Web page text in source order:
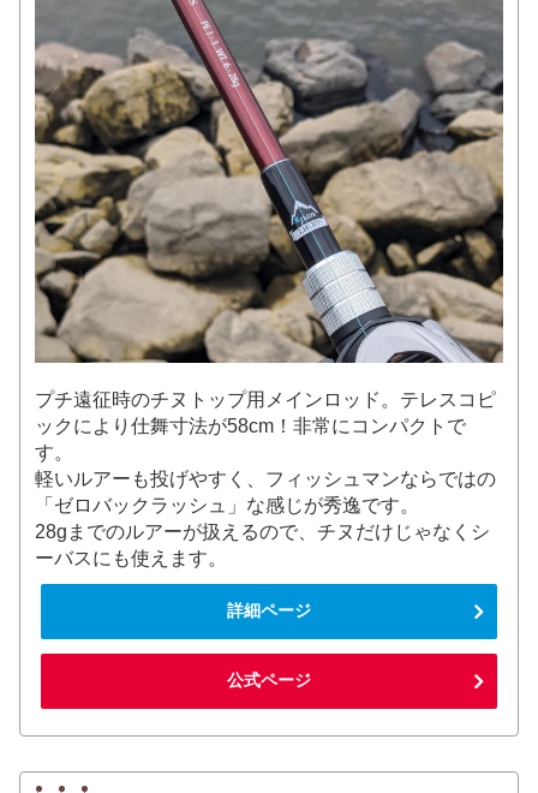
プチ遠征時のチヌトップ用メインロッド。テレスコピ
ックにより仕舞寸法が58cm！非常にコンパクトで
す。
軽いルアーも投げやすく、フィッシュマンならではの
「ゼロバックラッシュ」な感じが秀逸です。
28gまでのルアーが扱えるので、チヌだけじゃなくシ
ーバスにも使えます。
詳細ページ
公式ページ